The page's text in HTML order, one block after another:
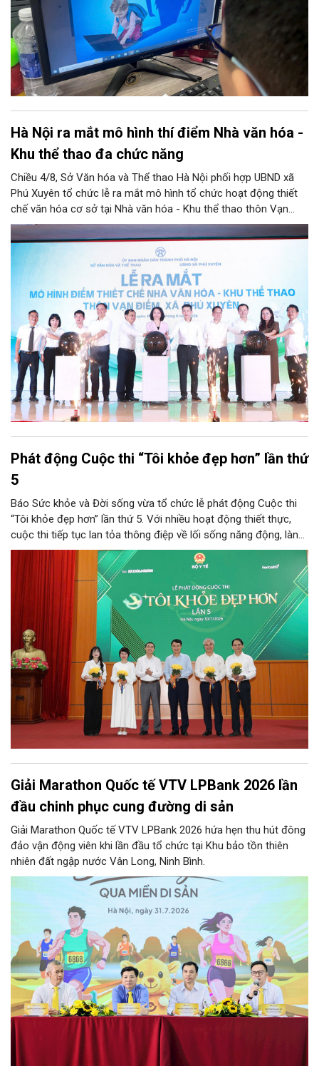
nghệ, viễn thông và đơn vị cung cấp trò chơi điện tử trong việc
gỡ bỏ nội dung độc hại và bảo vệ thông tin riêng tư của trẻ.
Hà Nội ra mắt mô hình thí điểm Nhà văn hóa -
Khu thể thao đa chức năng
Chiều 4/8, Sở Văn hóa và Thể thao Hà Nội phối hợp UBND xã
Phú Xuyên tổ chức lễ ra mắt mô hình tổ chức hoạt động thiết
chế văn hóa cơ sở tại Nhà văn hóa - Khu thể thao thôn Vạn
Điểm, xã Phú Xuyên.
Phát động Cuộc thi “Tôi khỏe đẹp hơn” lần thứ
5
Báo Sức khỏe và Đời sống vừa tổ chức lễ phát động Cuộc thi
“Tôi khỏe đẹp hơn” lần thứ 5. Với nhiều hoạt động thiết thực,
cuộc thi tiếp tục lan tỏa thông điệp về lối sống năng động, lành
mạnh và khuyến khích người dân chủ động chăm sóc sức khỏe.
Giải Marathon Quốc tế VTV LPBank 2026 lần
đầu chinh phục cung đường di sản
Giải Marathon Quốc tế VTV LPBank 2026 hứa hẹn thu hút đông
đảo vận động viên khi lần đầu tổ chức tại Khu bảo tồn thiên
nhiên đất ngập nước Vân Long, Ninh Bình.